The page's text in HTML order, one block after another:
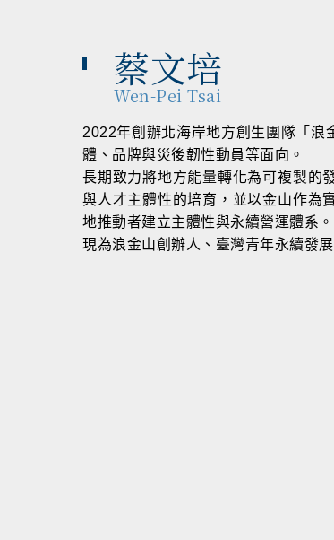
蔡文培
Wen-Pei Tsai
2022年創辦北海岸地方創生團隊「浪
體、品牌與災後韌性動員等面向。
長期致力將地方能量轉化為可複製的
與人才主體性的培育，並以金山作為
地推動者建立主體性與永續營運體系。
現為浪金山創辦人、臺灣青年永續發